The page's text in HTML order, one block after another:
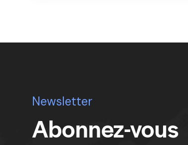
Newsletter
Abonnez-vous